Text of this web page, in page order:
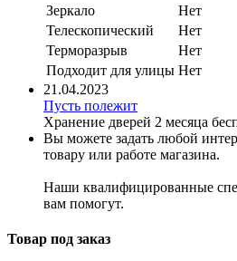
Зеркало
Нет
Телескопический
Нет
Терморазрыв
Нет
Подходит для улицы Нет
21.04.2023
Пусть полежит
Хранение дверей 2 месяца
Вы можете задать любой
товару или работе магазина.
Наши квалифицированные
вам помогут.
Товар под заказ